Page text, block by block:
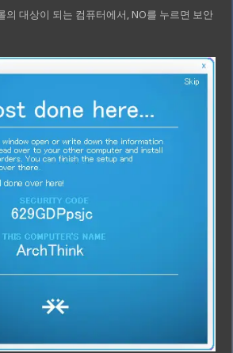
의 대상이 되는 컴퓨터에서, NO를 누르면 보안